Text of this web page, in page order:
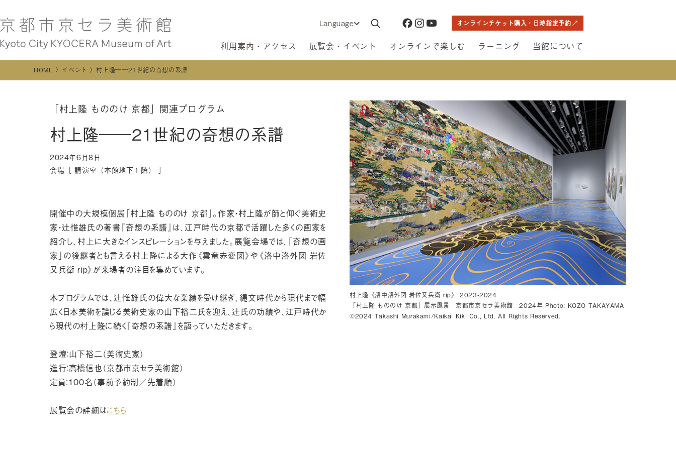
Language オンラインチケット購入・日時指定予約
利用案内・アクセス 展覧会・イベント オンラインで楽しむ ラーニング 当館について
HOME イベント 村上隆――21世紀の奇想の系譜
「村上隆 もののけ 京都」関連プログラム
村上隆――21世紀の奇想の系譜
2024年6月8日
会場［ 講演室（本館地下１階） ］
開催中の大規模個展「村上隆 もののけ 京都」。作家・村上隆が師と仰ぐ美術史
家・辻惟雄氏の著書『奇想の系譜』は、江戸時代の京都で活躍した多くの画家を
紹介し、村上に大きなインスピレーションを与えました。展覧会場では、「奇想の画
家」の後継者とも言える村上隆による大作《雲竜赤変図》や《洛中洛外図 岩佐
又兵衛 rip》が来場者の注目を集めています。
本プログラムでは、辻惟雄氏の偉大な業績を受け継ぎ、縄文時代から現代まで幅
広く日本美術を論じる美術史家の山下裕二氏を迎え、辻氏の功績や、江戸時代か
ら現代の村上隆に続く『奇想の系譜』を語っていただきます。
登壇：山下裕二（美術史家）
進行：高橋信也（京都市京セラ美術館）
定員：100名（事前予約制／先着順）
展覧会の詳細はこちら
村上隆《洛中洛外図 岩佐又兵衛 rip》 2023-2024
「村上隆 もののけ 京都」展示風景 京都市京セラ美術館 2024年 Photo: KOZO TAKAYAMA
©2024 Takashi Murakami/Kaikai Kiki Co., Ltd. All Rights Reserved.